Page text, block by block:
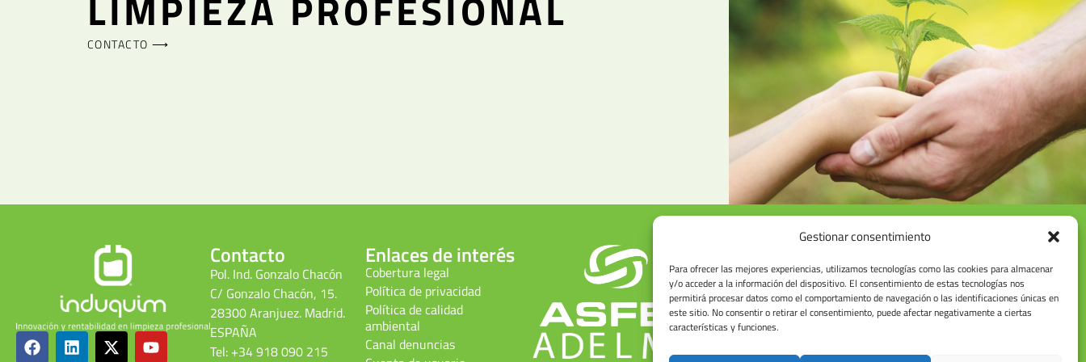
Gestionar consentimiento
Para ofrecer las mejores experiencias, utilizamos tecnologías como las cookies para almacenar
y/o acceder a la información del dispositivo. El consentimiento de estas tecnologías nos
permitirá procesar datos como el comportamiento de navegación o las identificaciones únicas en
este sitio. No consentir o retirar el consentimiento, puede afectar negativamente a ciertas
características y funciones.
CONTACTO ⟶
Contacto
Pol. Ind. Gonzalo Chacón
C/ Gonzalo Chacón, 15.
28300 Aranjuez. Madrid.
ESPAÑA
Tel: +34 918 090 215
Enlaces de interés
Cobertura legal
Política de privacidad
Política de calidad
ambiental
Canal denuncias